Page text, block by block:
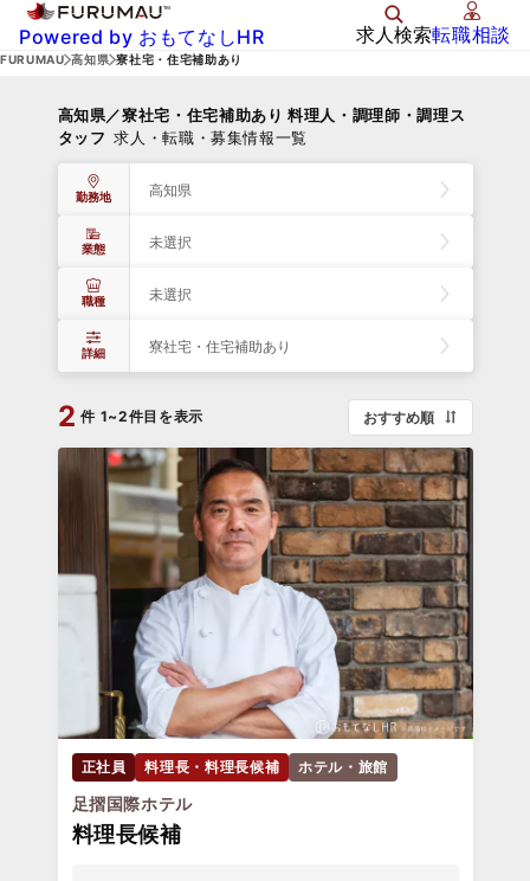
Powered by おもてなしHR 求人検索転職相談
FURUMAU 高知県 寮社宅・住宅補助あり
高知県／寮社宅・住宅補助あり 料理人・調理師・調理ス
タッフ 求人・転職・募集情報一覧
勤務地 高知県
業態 未選択
職種 未選択
詳細 寮社宅・住宅補助あり
2 件 1~2件目を表示 おすすめ順
正社員 料理長・料理長候補 ホテル・旅館
足摺国際ホテル
料理長候補